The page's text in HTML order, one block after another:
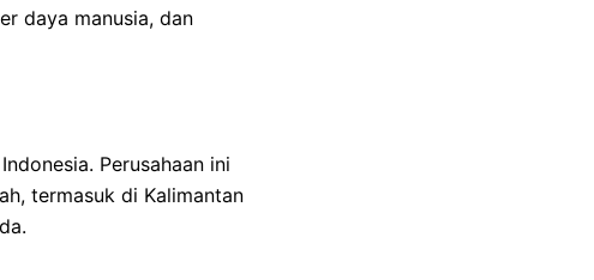
daya manusia, dan
Perusahaan ini
termasuk di Kalimantan